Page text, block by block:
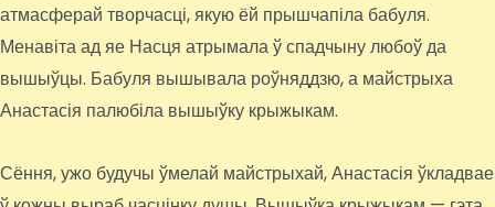
атмасферай творчасці, якую ёй прышчапіла бабуля.
Менавіта ад яе Насця атрымала ў спадчыну любоў да
вышыўцы. Бабуля вышывала роўняддзю, а майстрыха
Анастасія палюбіла вышыўку крыжыкам.
Сёння, ужо будучы ўмелай майстрыхай, Анастасія ўкладвае